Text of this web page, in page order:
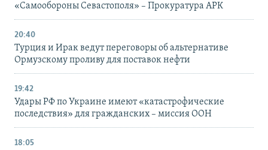
«Самообороны Севастополя» – Прокуратура АРК
20:40
Турция и Ирак ведут переговоры об альтернативе
Ормузскому проливу для поставок нефти
19:42
Удары РФ по Украине имеют «катастрофические
последствия» для гражданских – миссия ООН
18:05